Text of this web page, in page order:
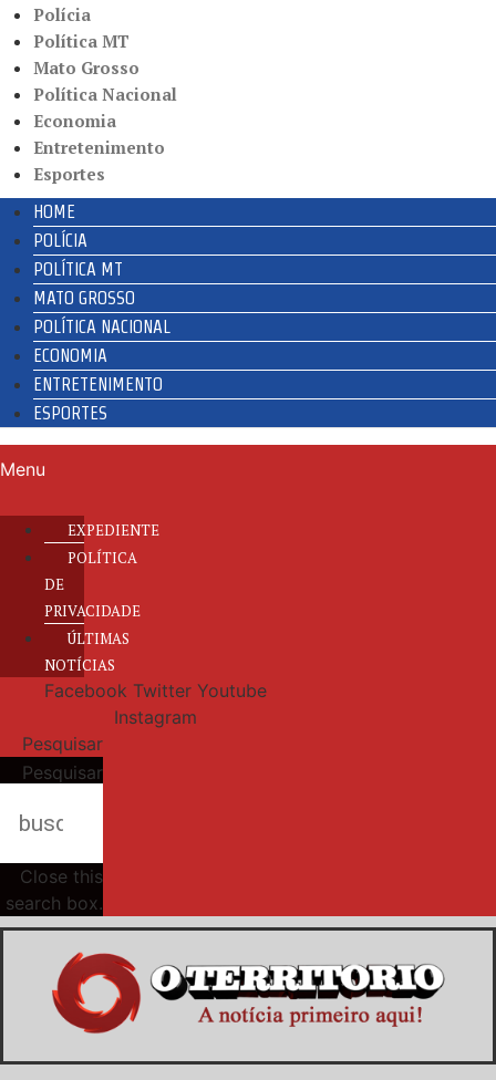
Polícia
Política MT
Mato Grosso
Política Nacional
Economia
Entretenimento
Esportes
HOME
POLÍCIA
POLÍTICA MT
MATO GROSSO
POLÍTICA NACIONAL
ECONOMIA
ENTRETENIMENTO
ESPORTES
Menu
EXPEDIENTE
POLÍTICA
DE
PRIVACIDADE
ÚLTIMAS
NOTÍCIAS
Facebook Twitter Youtube
Instagram
Pesquisar
Pesquisar
Close this
search box.